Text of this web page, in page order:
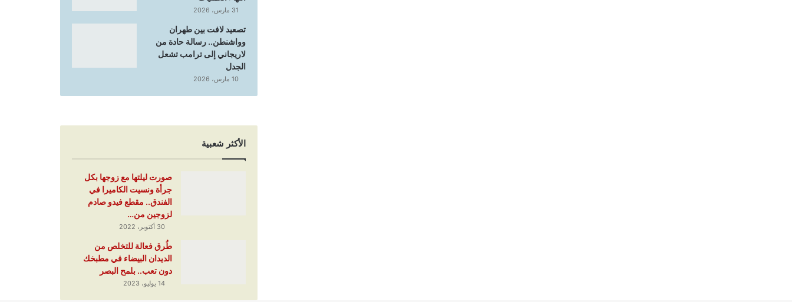
31 مارس، 2026
تصعيد لافت بين طهران
وواشنطن.. رسالة حادة من
لاريجاني إلى ترامب تشعل
الجدل
10 مارس، 2026
الأكثر شعبية
صورت ليلتها مع زوجها بكل
جرأة ونسيت الكاميرا في
الفندق.. مقطع فيدو صادم
لزوجين من…
30 أكتوبر، 2022
طُرق فعالة للتخلص من
الديدان البيضاء في مطبخك
دون تعب.. بلمح البصر
14 يوليو، 2023